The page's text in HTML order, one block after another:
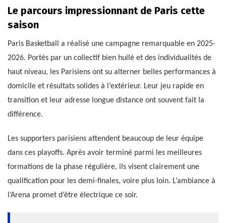
Le parcours impressionnant de Paris cette
saison
Paris Basketball a réalisé une campagne remarquable en 2025-
2026. Portés par un collectif bien huilé et des individualités de
haut niveau, les Parisiens ont su alterner belles performances à
domicile et résultats solides à l’extérieur. Leur jeu rapide en
transition et leur adresse longue distance ont souvent fait la
différence.
Les supporters parisiens attendent beaucoup de leur équipe
dans ces playoffs. Après avoir terminé parmi les meilleures
formations de la phase régulière, ils visent clairement une
qualification pour les demi-finales, voire plus loin. L’ambiance à
l’Arena promet d’être électrique ce soir.